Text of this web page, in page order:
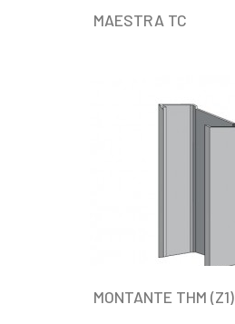
MAESTRA TC
MONTANTE THM (Z1)